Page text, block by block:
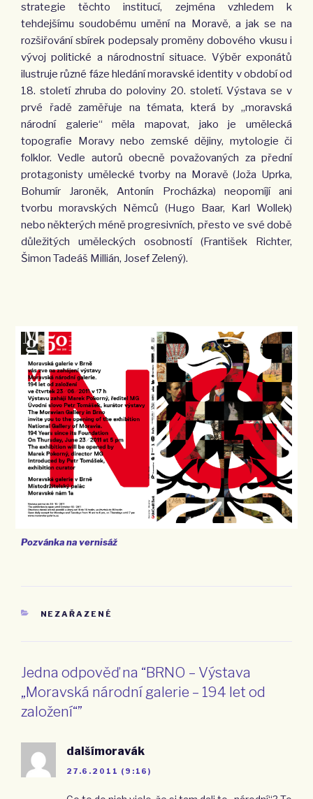
strategie těchto institucí, zejména vzhledem k
tehdejšímu soudobému umění na Moravě, a jak se na
rozšiřování sbírek podepsaly proměny dobového vkusu i
vývoj politické a národnostní situace. Výběr exponátů
ilustruje různé fáze hledání moravské identity v období od
18. století zhruba do poloviny 20. století. Výstava se v
prvé řadě zaměřuje na témata, která by „moravská
národní galerie“ měla mapovat, jako je umělecká
topograﬁe Moravy nebo zemské dějiny, mytologie či
folklor. Vedle autorů obecně považovaných za přední
protagonisty umělecké tvorby na Moravě (Joža Uprka,
Bohumír Jaroněk, Antonín Procházka) neopomíjí ani
tvorbu moravských Němců (Hugo Baar, Karl Wollek)
nebo některých méně progresivních, přesto ve své době
důležitých uměleckých osobností (František Richter,
Šimon Tadeáš Millián, Josef Zelený).
Pozvánka na vernisáž
RUBRIKY
NEZAŘAZENÉ
Jedna odpověď na “BRNO – Výstava
„Moravská národní galerie – 194 let od
založení“”
dalšímoravák
27.6.2011 (9:16)